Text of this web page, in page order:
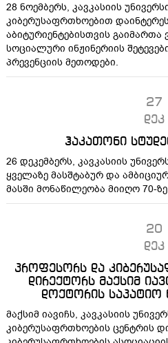
28 ნოემბერს, კავკასიის
კიბერუსაფრთხოებით
აბიტურიენტებისთვის გაიმართა
სოციალური ინჟინერიის
პრევენციის მეთოდები.
27
დეკ
ჰაკათონი
26 დეკემბერს, კავკასიის
ყველაზე მასშტაბურ და
მასში მონაწილეობა მიიღო 70-
20
დეკ
პროფესორს და
დირექტორს მაქსიმ
დოქტორის საპატიო
მაქსიმ იავიჩს, კავკასიის
კიბერუსაფრთხოების ცენტრის